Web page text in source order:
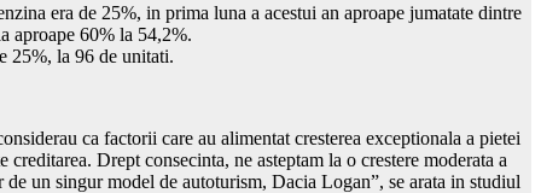
era de 25%, in prima luna a acestui an aproape jumatate dintre
aproape 60% la 54,2%.
25%, la 96 de unitati.
ca factorii care au alimentat cresterea exceptionala a pietei
Drept consecinta, ne asteptam la o crestere moderata a
un singur model de autoturism, Dacia Logan”, se arata in studiul